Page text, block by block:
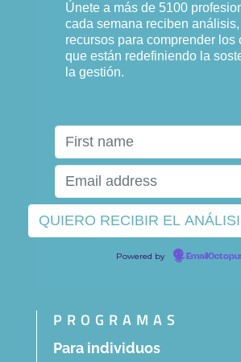
Únete a más de 5100
cada semana reciben
recursos para comprender los
que están redefiniendo la
la gestión.
Powered by
PROGRAMAS
Para individuos